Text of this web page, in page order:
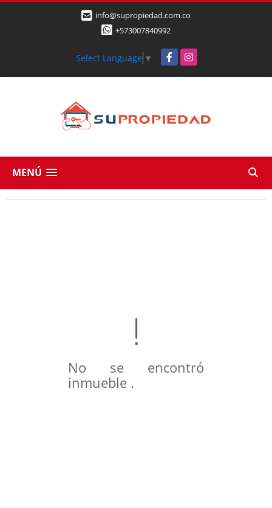
info@supropiedad.com.co
+573007840992
Select Language ▼ FacebookInstagram
MENÚ
No se encontró
inmueble .